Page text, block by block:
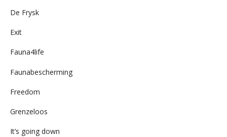
De Frysk
Exit
Fauna4life
Faunabescherming
Freedom
Grenzeloos
It’s going down